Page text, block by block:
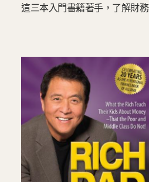
這三本入門書籍著手，了解財